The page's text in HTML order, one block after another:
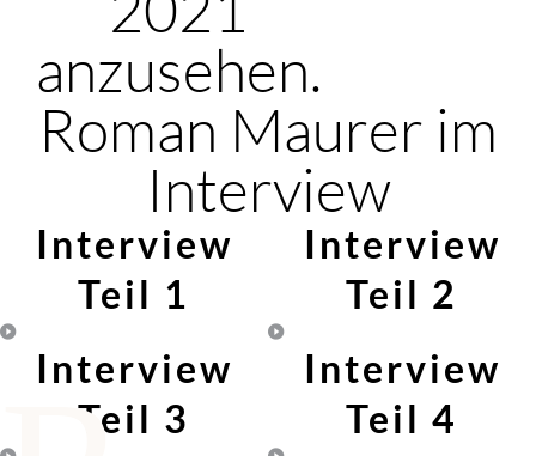
anzusehen.
Roman Maurer im
Interview
Interview
Teil 1
Interview
Teil 2
Interview
Teil 3
Interview
Teil 4